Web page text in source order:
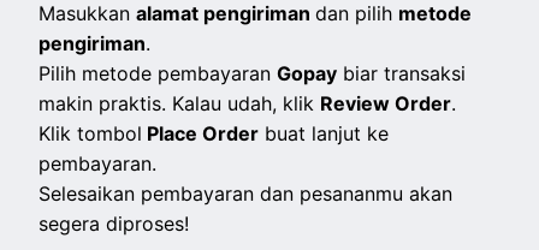
Masukkanalamat pengirimandan pilih metode
pengiriman.
Pilih metode pembayaranGopay biar transaksi
makin praktis. Kalau udah, klik Review Order.
Klik tombol Place Order buat lanjut ke
pembayaran.
Selesaikan pembayaran dan pesananmu akan
segera diproses!